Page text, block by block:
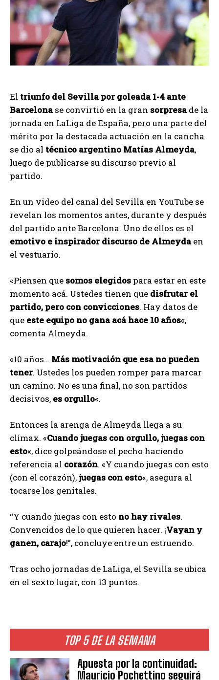
TOP 5 DE LA SEMANA
Apuesta por la continuidad:
Mauricio Pochettino seguirá
El triunfo del Sevilla por goleada 1-4 ante
Barcelonase convirtió en la gran sorpresade la
jornada en LaLiga de España, pero una parte del
mérito por la destacada actuación en la cancha
se dio al técnico argentino Matías Almeyda,
luego de publicarse su discurso previo al
partido.
En un video del canal del Sevilla en YouTube se
revelan los momentos antes, durante y después
del partido ante Barcelona. Uno de ellos es el
emotivo e inspirador discurso de Almeydaen
el vestuario.
«Piensen que somos elegidos para estar en este
momento acá. Ustedes tienen que disfrutar el
partido, pero con convicciones. Hay datos de
que este equipo no gana acá hace 10 años«,
comenta Almeyda.
«10 años… Más motivación que esa no pueden
tener. Ustedes los pueden romper para marcar
un camino. No es una final, no son partidos
decisivos, es orgullo«.
Entonces la arenga de Almeyda llega a su
clímax. «Cuando juegas con orgullo, juegas con
esto«, dice golpeándose el pecho haciendo
referencia al corazón. «Y cuando juegas con esto
(con el corazón),juegas con esto«, asegura al
tocarse los genitales.
“Y cuando juegas con esto no hay rivales.
Convencidos de lo que quieren hacer. ¡Vayan y
ganen, carajo!”, concluye entre un estruendo.
Tras ocho jornadas de LaLiga, el Sevilla se ubica
en el sexto lugar, con 13 puntos.